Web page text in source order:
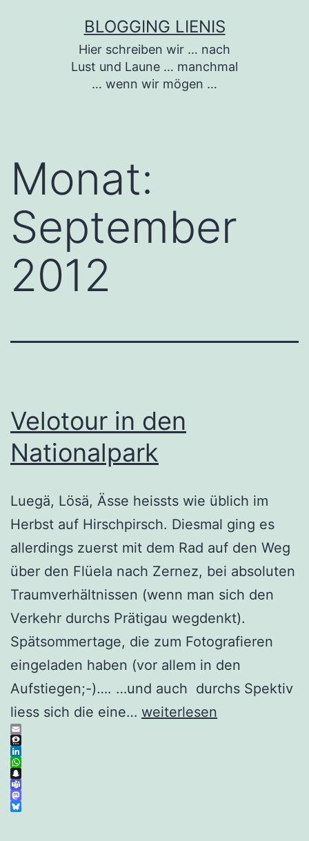
BLOGGING LIENIS
Hier schreiben wir … nach
Lust und Laune … manchmal
… wenn wir mögen …
Monat:
September
2012
Velotour in den
Nationalpark
Luegä, Lösä, Ässe heissts wie üblich im
Herbst auf Hirschpirsch. Diesmal ging es
allerdings zuerst mit dem Rad auf den Weg
über den Flüela nach Zernez, bei absoluten
Traumverhältnissen (wenn man sich den
Verkehr durchs Prätigau wegdenkt).
Spätsommertage, die zum Fotografieren
eingeladen haben (vor allem in den
Aufstiegen;-)…. …und auch durchs Spektiv
liess sich die eine… Velotour
weiterlesen
Email
Threema
LinkedIn
WhatsApp
Snapchat
Teams
Mastodon
Bluesky